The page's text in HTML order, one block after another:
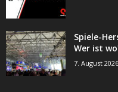
Spiele-
Wer ist
7. August 2026